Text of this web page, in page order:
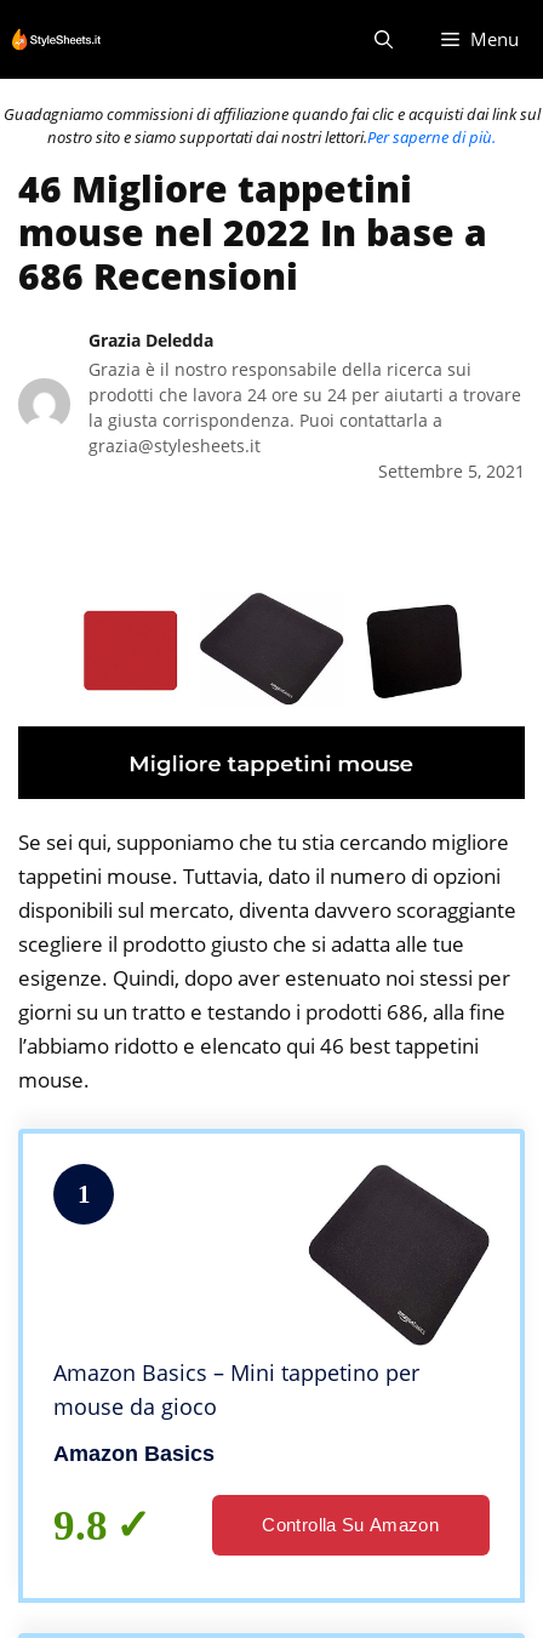
al
contenuto
Menu
Guadagniamo commissioni di affiliazione quando fai clic e acquisti dai link sul
nostro sito e siamo supportati dai nostri lettori.Per saperne di più.
46 Migliore tappetini
mouse nel 2022 In base a
686 Recensioni
Grazia Deledda
Grazia è il nostro responsabile della ricerca sui
prodotti che lavora 24 ore su 24 per aiutarti a trovare
la giusta corrispondenza. Puoi contattarla a
grazia@stylesheets.it
Settembre 5, 2021
Se sei qui, supponiamo che tu stia cercando migliore
tappetini mouse. Tuttavia, dato il numero di opzioni
disponibili sul mercato, diventa davvero scoraggiante
scegliere il prodotto giusto che si adatta alle tue
esigenze. Quindi, dopo aver estenuato noi stessi per
giorni su un tratto e testando i prodotti 686, alla fine
l’abbiamo ridotto e elencato qui 46 best tappetini
mouse.
1
Amazon Basics – Mini tappetino per
mouse da gioco
Amazon Basics
9.8 Controlla Su Amazon